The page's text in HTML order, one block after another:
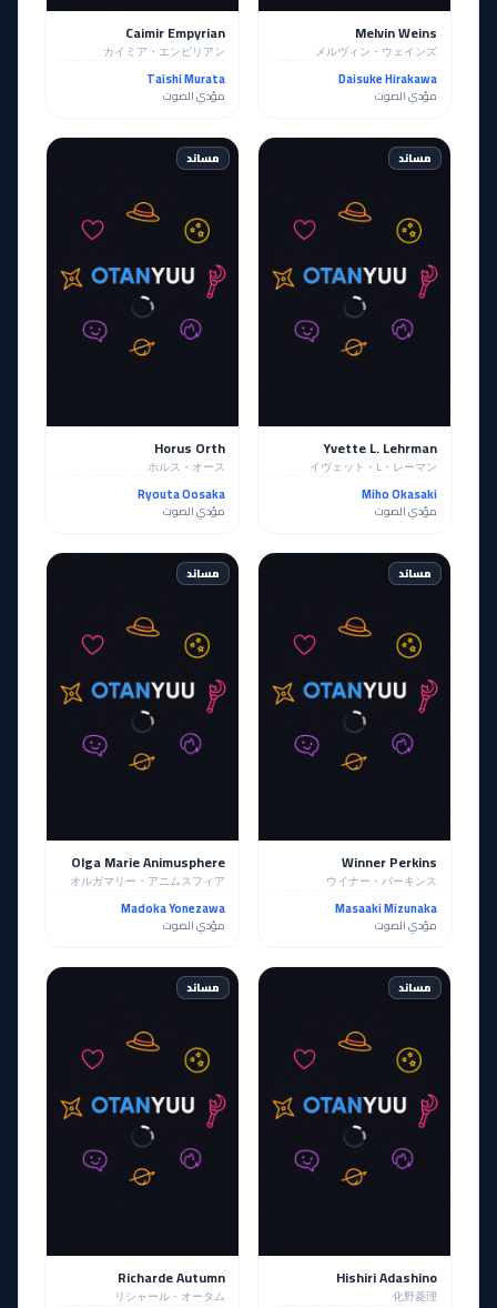
Melvin Weins
メルヴィン・ウェインズ
Daisuke Hirakawa
مؤدي الصوت
Caimir Empyrian
カイミア・エンピリアン
Taishi Murata
مؤدي الصوت
مساند
Yvette L. Lehrman
イヴェット・L・レーマン
Miho Okasaki
مؤدي الصوت
مساند
Horus Orth
ホルス・オース
Ryouta Oosaka
مؤدي الصوت
مساند
Winner Perkins
ウイナー・パーキンス
Masaaki Mizunaka
مؤدي الصوت
مساند
Olga Marie Animusphere
オルガマリー・アニムスフィア
Madoka Yonezawa
مؤدي الصوت
مساند
Hishiri Adashino
化野菱理
مساند
Richarde Autumn
リシャール・オータム